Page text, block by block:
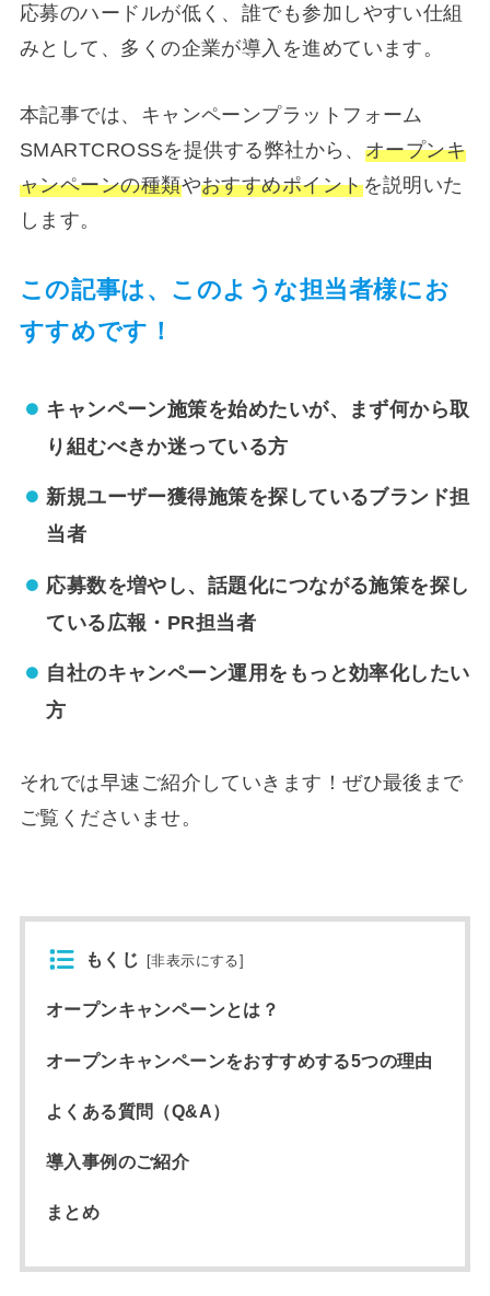
応募のハードルが低く、誰でも参加しやすい仕組
みとして、多くの企業が導入を進めています。
本記事では、キャンペーンプラットフォーム
SMARTCROSSを提供する弊社から、 オープンキ
ャンペーンの種類やおすすめポイントを説明いた
します。
この記事は、このような担当者様にお
すすめです！
キャンペーン施策を始めたいが、まず何から取
り組むべきか迷っている方
新規ユーザー獲得施策を探しているブランド担
当者
応募数を増やし、話題化につながる施策を探し
ている広報・PR担当者
自社のキャンペーン運用をもっと効率化したい
方
それでは早速ご紹介していきます！ぜひ最後まで
ご覧くださいませ。
もくじ [非表示にする]
オープンキャンペーンとは？
オープンキャンペーンをおすすめする5つの理由
よくある質問（Q&A）
導入事例のご紹介
まとめ